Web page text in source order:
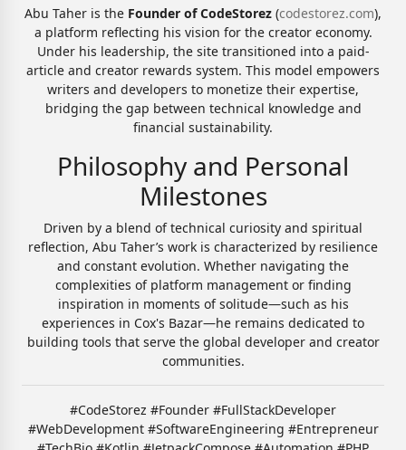
Abu Taher is the Founder of CodeStorez (codestorez.com),
a platform reflecting his vision for the creator economy.
Under his leadership, the site transitioned into a paid-
article and creator rewards system. This model empowers
writers and developers to monetize their expertise,
bridging the gap between technical knowledge and
financial sustainability.
Philosophy and Personal
Milestones
Driven by a blend of technical curiosity and spiritual
reflection, Abu Taher’s work is characterized by resilience
and constant evolution. Whether navigating the
complexities of platform management or finding
inspiration in moments of solitude—such as his
experiences in Cox's Bazar—he remains dedicated to
building tools that serve the global developer and creator
communities.
#CodeStorez #Founder #FullStackDeveloper
#WebDevelopment #SoftwareEngineering #Entrepreneur